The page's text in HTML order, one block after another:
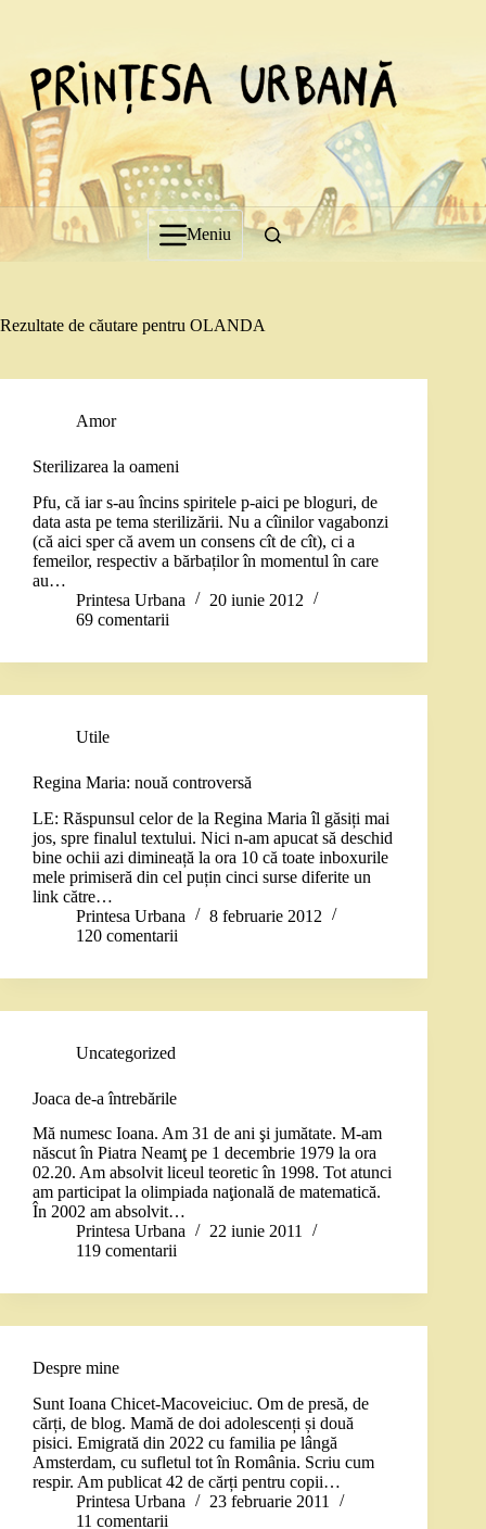
Meniu
Rezultate de căutare pentru OLANDA
Amor
Sterilizarea la oameni
Pfu, că iar s-au încins spiritele p-aici pe bloguri, de
data asta pe tema sterilizării. Nu a cîinilor vagabonzi
(că aici sper că avem un consens cît de cît), ci a
femeilor, respectiv a bărbaților în momentul în care
au…
Printesa Urbana
20 iunie 2012
69 comentarii
Utile
Regina Maria: nouă controversă
LE: Răspunsul celor de la Regina Maria îl găsiți mai
jos, spre finalul textului. Nici n-am apucat să deschid
bine ochii azi dimineață la ora 10 că toate inboxurile
mele primiseră din cel puțin cinci surse diferite un
link către…
Printesa Urbana
8 februarie 2012
120 comentarii
Uncategorized
Joaca de-a întrebările
Mă numesc Ioana. Am 31 de ani şi jumătate. M-am
născut în Piatra Neamţ pe 1 decembrie 1979 la ora
02.20. Am absolvit liceul teoretic în 1998. Tot atunci
am participat la olimpiada naţională de matematică.
În 2002 am absolvit…
Printesa Urbana
22 iunie 2011
119 comentarii
Despre mine
Sunt Ioana Chicet-Macoveiciuc. Om de presă, de
cărți, de blog. Mamă de doi adolescenți și două
pisici. Emigrată din 2022 cu familia pe lângă
Amsterdam, cu sufletul tot în România. Scriu cum
respir. Am publicat 42 de cărți pentru copii…
Printesa Urbana
23 februarie 2011
11 comentarii